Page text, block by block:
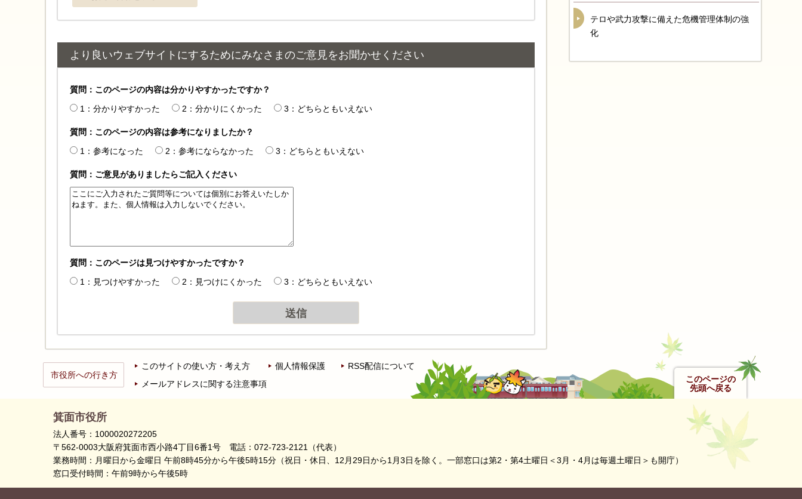
より良いウェブサイトにするためにみなさまのご意見をお聞かせください
質問：このページの内容は分かりやすかったですか？
1：分かりやすかった
2：分かりにくかった 3：どちらともいえない
質問：このページの内容は参考になりましたか？
1：参考になった
2：参考にならなかった 3：どちらともいえない
質問：ご意見がありましたらご記入ください
質問：このページは見つけやすかったですか？
1：見つけやすかった
2：見つけにくかった 3：どちらともいえない
テロや武力攻撃に備えた危機管理体制の強
化
このページの
先頭へ戻る
市役所への行き方
このサイトの使い方・考え方 個人情報保護
RSS配信について
メールアドレスに関する注意事項
箕面市役所
法人番号：1000020272205
〒562-0003大阪府箕面市西小路4丁目6番1号 電話：072-723-2121（代表）
業務時間：月曜日から金曜日 午前8時45分から午後5時15分 （祝日・休日、12月29日から1月3日を除く。 一部窓口は第2・第4土曜日＜3月・4月は毎週土曜日＞も開庁）
窓口受付時間：午前9時から午後5時